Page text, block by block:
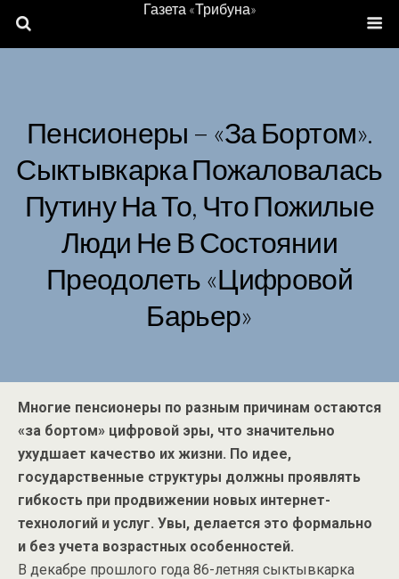
Газета «Трибуна»
Пенсионеры – «за Бортом».
Сыктывкарка Пожаловалась
Путину На То, Что Пожилые
Люди Не В Состоянии
Преодолеть «цифровой
Барьер»
Многие пенсионеры по разным причинам остаются
«за бортом» цифровой эры, что значительно
ухудшает качество их жизни. По идее,
государственные структуры должны проявлять
гибкость при продвижении новых интернет-
технологий и услуг. Увы, делается это формально
и без учета возрастных особенностей.
В декабре прошлого года 86-летняя сыктывкарка